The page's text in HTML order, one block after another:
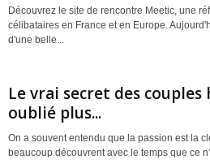
Découvrez le site de rencontre Meetic, une
célibataires en France et en Europe.
d'une belle...
Le vrai secret des
oublié plus...
On a souvent entendu que la passion est la
beaucoup découvrent avec le temps que ce